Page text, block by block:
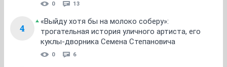
0 13
4
«Выйду хотя бы на молоко соберу»:
трогательная история уличного артиста, его
куклы-дворника Семена Степановича
0 6